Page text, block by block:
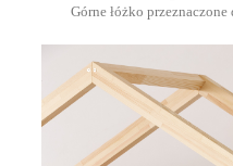
Górne łóżko